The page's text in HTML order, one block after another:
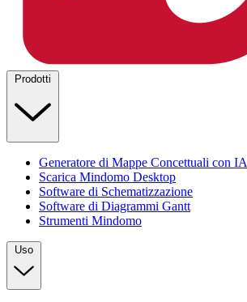
Prodotti
Generatore di Mappe Concettuali con IA
Scarica Mindomo Desktop
Software di Schematizzazione
Software di Diagrammi Gantt
Strumenti Mindomo
Uso